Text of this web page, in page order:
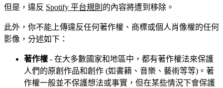
但是，違反 Spotify 平台規則 的內容將遭到移除。
此外，你不能上傳違反任何著作權、商標或個人肖像權的任何
影像，分述如下：
著作權 - 在大多數國家和地區中，都有著作權法來保護
人們的原創作品和創作 (如書籍、音樂、藝術等等)。著
作權一般並不保護想法或事實，但在某些情況下會保護